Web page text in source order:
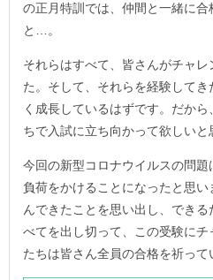
の正月特訓では、仲間と一緒に合
と…。
それらはすべて、皆さんがチャ
た。そして、それらを経験して
く成長しているはずです。だか
ちで入試に立ち向かって欲しいと
今回の新型コロナウイルスの問
負荷をかけることになったと思
んできたことを思い出し、でき
べてを出し切って、この受験に
たちは皆さん全員の合格を祈って